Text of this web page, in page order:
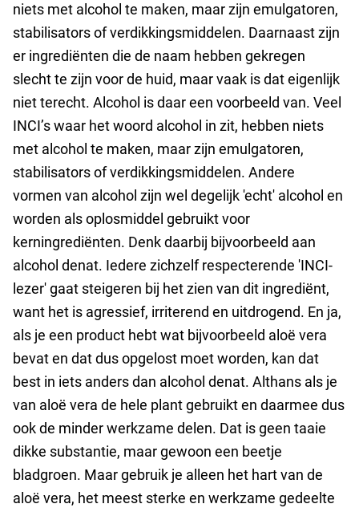
niets met alcohol te maken, maar zijn emulgatoren,
stabilisators of verdikkingsmiddelen. Daarnaast zijn
er ingrediënten die de naam hebben gekregen
slecht te zijn voor de huid, maar vaak is dat eigenlijk
niet terecht. Alcohol is daar een voorbeeld van. Veel
INCI’s waar het woord alcohol in zit, hebben niets
met alcohol te maken, maar zijn emulgatoren,
stabilisators of verdikkingsmiddelen. Andere
vormen van alcohol zijn wel degelijk 'echt' alcohol en
worden als oplosmiddel gebruikt voor
kerningrediënten. Denk daarbij bijvoorbeeld aan
alcohol denat. Iedere zichzelf respecterende 'INCI-
lezer' gaat steigeren bij het zien van dit ingrediënt,
want het is agressief, irriterend en uitdrogend. En ja,
als je een product hebt wat bijvoorbeeld aloë vera
bevat en dat dus opgelost moet worden, kan dat
best in iets anders dan alcohol denat. Althans als je
van aloë vera de hele plant gebruikt en daarmee dus
ook de minder werkzame delen. Dat is geen taaie
dikke substantie, maar gewoon een beetje
bladgroen. Maar gebruik je alleen het hart van de
aloë vera, het meest sterke en werkzame gedeelte